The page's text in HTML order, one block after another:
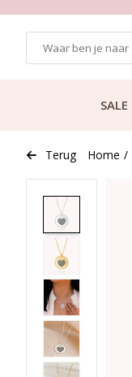
SALE
Terug Home /